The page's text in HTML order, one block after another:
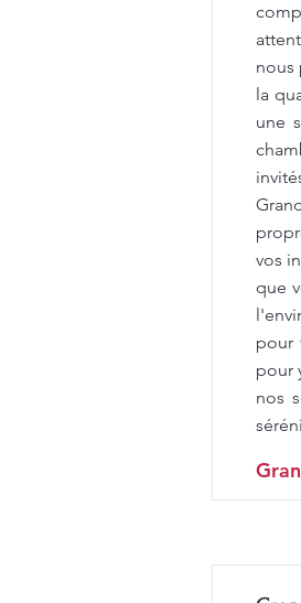
nous
la
une
vos
que
pour
pour
nos